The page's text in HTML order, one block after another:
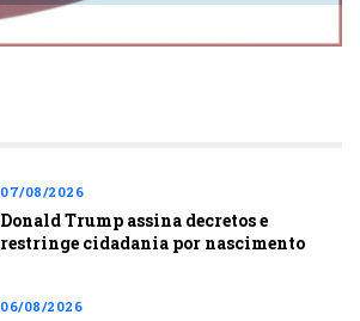
07/08/2026
Donald Trump assina decretos e
restringe cidadania por nascimento
06/08/2026